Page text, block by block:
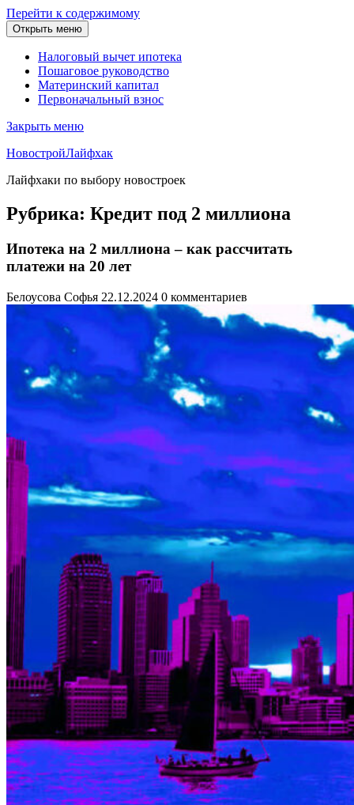
Перейти к содержимому
Открыть меню
Налоговый вычет ипотека
Пошаговое руководство
Материнский капитал
Первоначальный взнос
Закрыть меню
НовостройЛайфхак
Лайфхаки по выбору новостроек
Рубрика: Кредит под 2 миллиона
Ипотека на 2 миллиона – как рассчитать
платежи на 20 лет
Белоусова Софья 22.12.2024 0 комментариев